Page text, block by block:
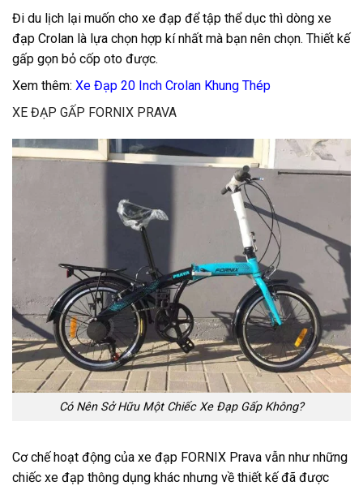
Đi du lịch lại muốn cho xe đạp để tập thể dục thì dòng xe
đạp Crolan là lựa chọn hợp kí nhất mà bạn nên chọn. Thiết kế
gấp gọn bỏ cốp oto được.
Xem thêm: Xe Đạp 20 Inch Crolan Khung Thép
XE ĐẠP GẤP FORNIX PRAVA
Có Nên Sở Hữu Một Chiếc Xe Đạp Gấp Không?
Cơ chế hoạt động của xe đạp FORNIX Prava vẫn như những
chiếc xe đạp thông dụng khác nhưng về thiết kế đã được